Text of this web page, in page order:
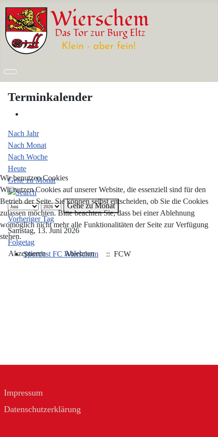
Terminkalender
Nach Jahr
Nach Monat
Nach Woche
Heute
Gehe zu Monat
Gehe zu Monat
Vorheriger Tag
Samstag, 13. Juni 2026
Folgetag
Sportfest FC Wierschem
:: FCW
Impressum
Datenschutzerklärung
Wir benutzen Cookies
Wir nutzen Cookies auf unserer Website, die essenziell sind für den
Betrieb der Seite. Sie können selbst entscheiden, ob Sie die Cookies
zulassen möchten. Bitte beachten Sie, dass bei einer Ablehnung
womöglich nicht mehr alle Funktionalitäten der Seite zur Verfügung
stehen.
Akzeptieren Ablehnen